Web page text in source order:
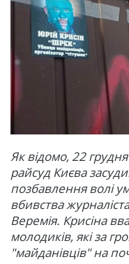
Як відомо, 22
райсуд Києва
позбавлення волі
вбивства
Веремія. Крисіна
молодиків, які за
"майданівців" на